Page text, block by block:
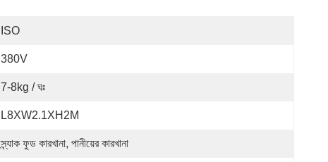
ISO
380V
7-8kg / ঘঃ
L8XW2.1XH2M
স্ন্যাক ফুড কারখানা, পানীয়ের কারখানা